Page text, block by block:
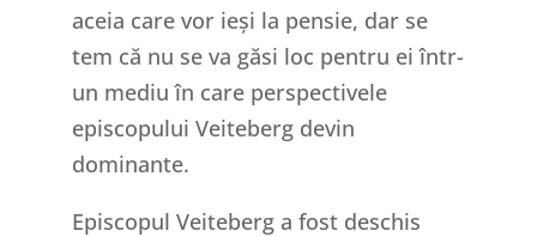
aceia care vor ieși la pensie, dar se
tem că nu se va găsi loc pentru ei într-
un mediu în care perspectivele
episcopului Veiteberg devin
dominante.
Episcopul Veiteberg a fost deschis